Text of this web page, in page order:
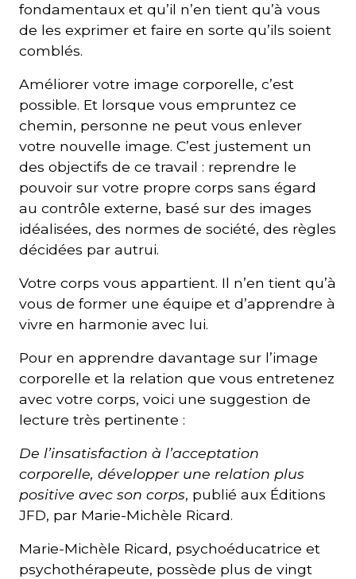
fondamentaux et qu’il n’en tient qu’à vous
de les exprimer et faire en sorte qu’ils soient
comblés.
Améliorer votre image corporelle, c’est
possible. Et lorsque vous empruntez ce
chemin, personne ne peut vous enlever
votre nouvelle image. C’est justement un
des objectifs de ce travail : reprendre le
pouvoir sur votre propre corps sans égard
au contrôle externe, basé sur des images
idéalisées, des normes de société, des règles
décidées par autrui.
Votre corps vous appartient. Il n’en tient qu’à
vous de former une équipe et d’apprendre à
vivre en harmonie avec lui.
Pour en apprendre davantage sur l’image
corporelle et la relation que vous entretenez
avec votre corps, voici une suggestion de
lecture très pertinente :
De l’insatisfaction à l’acceptation
corporelle, développer une relation plus
positive avec son corps, publié aux Éditions
JFD, par Marie-Michèle Ricard.
Marie-Michèle Ricard, psychoéducatrice et
psychothérapeute, possède plus de vingt